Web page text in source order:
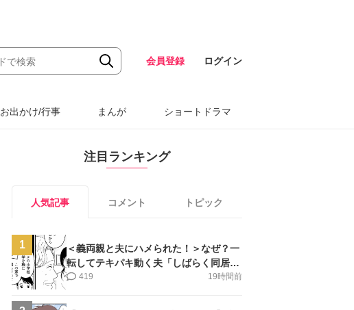
会員登録 ログイン
お出かけ/行事 まんが ショートドラマ
注目ランキング
人気記事 コメント トピック
1
＜義両親と夫にハメられた！＞なぜ？一
転してテキパキ動く夫「しばらく同居」
提案され【第4話まんが】
19時間前
419